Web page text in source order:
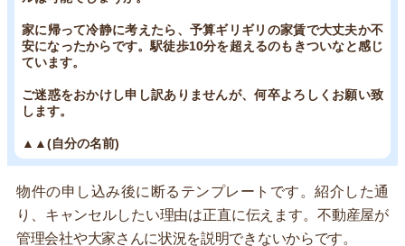
家に帰って冷静に考えたら、予算ギリギリの家賃で大丈夫か不
安になったからです。駅徒歩10分を超えるのもきついなと感じ
ています。
ご迷惑をおかけし申し訳ありませんが、何卒よろしくお願い致
します。
▲▲(自分の名前)
物件の申し込み後に断るテンプレートです。紹介した通
り、キャンセルしたい理由は正直に伝えます。不動産屋が
管理会社や大家さんに状況を説明できないからです。